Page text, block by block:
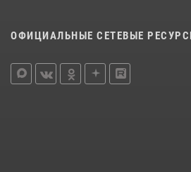
ОФИЦИАЛЬНЫЕ СЕТЕВЫЕ